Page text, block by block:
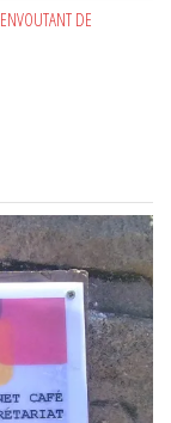
DE